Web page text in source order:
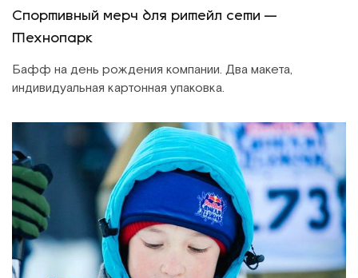
Спортивный мерч для ритейл сети —
Технопарк
Бафф на день рождения компании. Два макета,
индивидуальная картонная упаковка.